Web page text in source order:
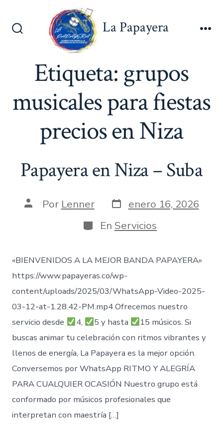
Alternar
La Papayera
Etiqueta: grupos
musicales para fiestas
precios en Niza
Papayera en Niza – Suba
AutorPor Lenner Fecha
de
publicación
enero 16, 2026
Categorías
En Servicios
«BIENVENIDOS A LA MEJOR BANDA PAPAYERA»
https://www.papayeras.co/wp-
content/uploads/2025/03/WhatsApp-Video-2025-
03-12-at-1.28.42-PM.mp4 Ofrecemos nuestro
servicio desde
4, 5 y hasta
15 músicos. Si
buscas animar tu celebración con ritmos vibrantes y
llenos de energía, La Papayera es la mejor opción.
Conversemos por WhatsApp RITMO Y ALEGRÍA
PARA CUALQUIER OCASIÓN Nuestro grupo está
conformado por músicos profesionales que
interpretan con maestría […]